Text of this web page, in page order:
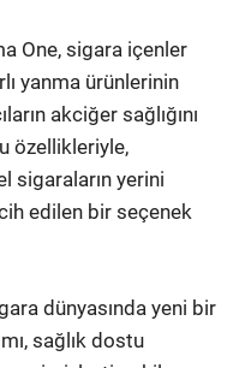
One, sigara içenler
yanma ürünlerinin
akciğer sağlığını
özellikleriyle,
sigaraların yerini
edilen bir seçenek
dünyasında yeni bir
sağlık dostu